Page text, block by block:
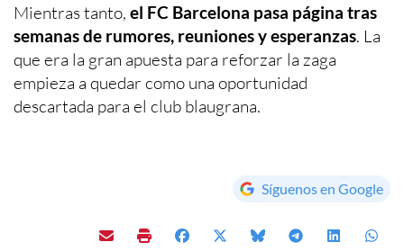
Mientras tanto, el FC Barcelona pasa página tras
semanas de rumores, reuniones y esperanzas. La
que era la gran apuesta para reforzar la zaga
empieza a quedar como una oportunidad
descartada para el club blaugrana.
Síguenos en Google